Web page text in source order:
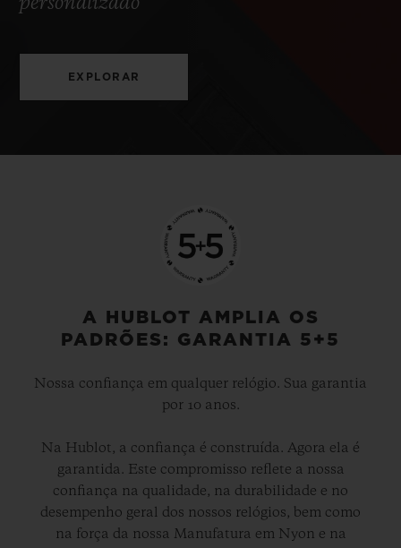
EXPLORAR
A HUBLOT AMPLIA OS
PADRÕES: GARANTIA 5+5
Nossa confiança em qualquer relógio. Sua garantia
por 10 anos.
Na Hublot, a confiança é construída. Agora ela é
garantida. Este compromisso reflete a nossa
confiança na qualidade, na durabilidade e no
desempenho geral dos nossos relógios, bem como
na força da nossa Manufatura em Nyon e na